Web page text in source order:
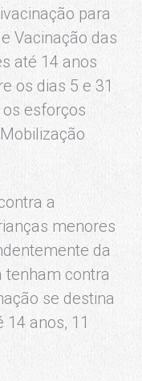
para
Vacinação das
até 14 anos
os dias 5 e 31
esforços
a
menores
da
tenham contra
se destina
anos, 11